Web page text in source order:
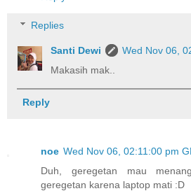
Replies
Santi Dewi
Wed Nov 06,
Makasih mak..
Reply
noe Wed Nov 06, 02:11:00 pm
Duh, geregetan mau
geregetan karena laptop mati :D